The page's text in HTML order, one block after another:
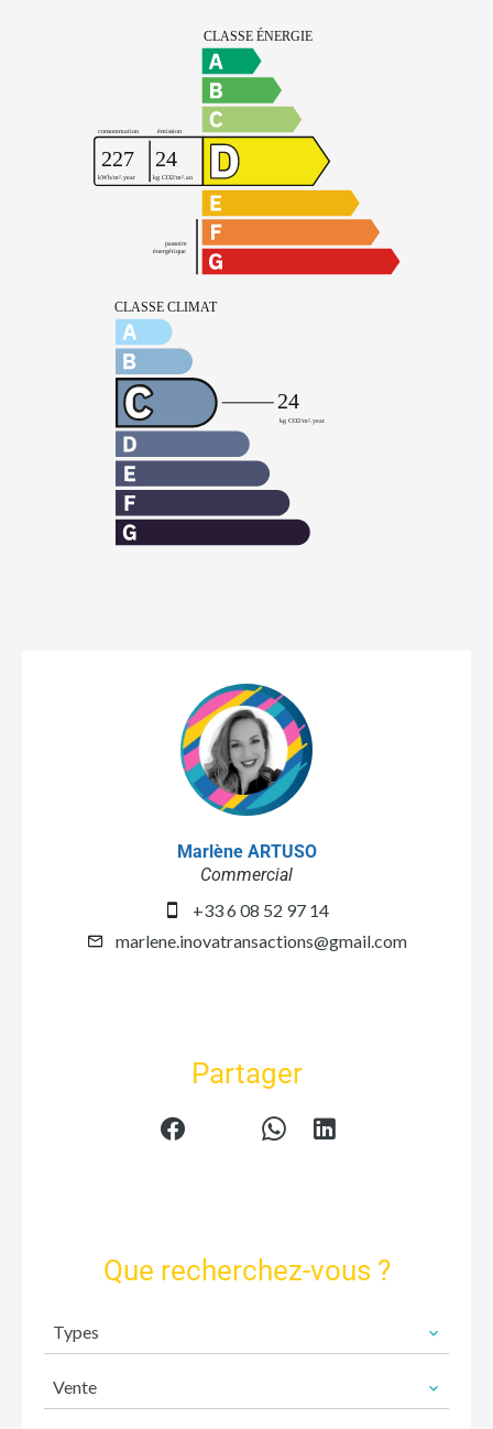
Marlène ARTUSO
Commercial
+33 6 08 52 97 14
marlene.inovatransactions@gmail.com
Partager
Que recherchez-vous ?
Types
Vente